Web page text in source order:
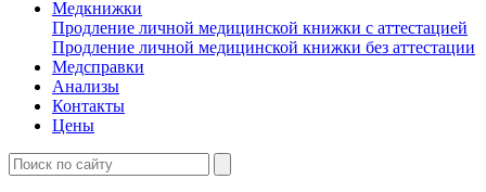
Медкнижки
Продление личной медицинской книжки с аттестацией
Продление личной медицинской книжки без аттестации
Медсправки
Анализы
Контакты
Цены